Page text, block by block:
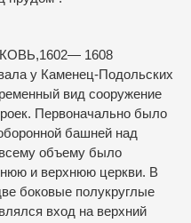
1608
у Каменец-Подольских
вид сооружение
Первоначально было
башней над
объему было
и верхнюю церкви. В
боковые полукруглые
вход на верхний